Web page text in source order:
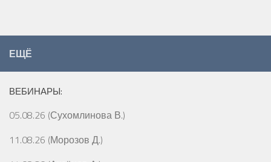
ЕЩЁ
ВЕБИНАРЫ:
05.08.26 (Сухомлинова В.)
11.08.26 (Морозов Д.)